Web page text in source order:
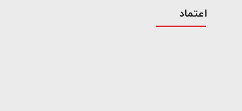
اعتماد